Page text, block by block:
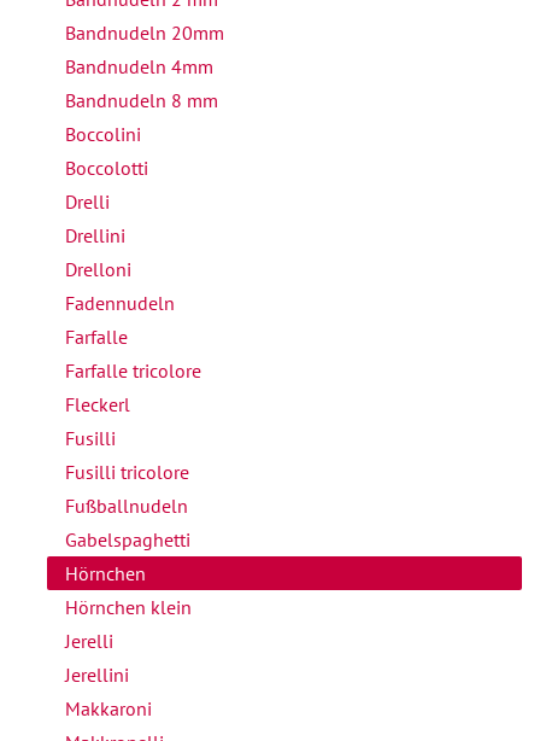
Bandnudeln 20mm
Bandnudeln 4mm
Bandnudeln 8 mm
Boccolini
Boccolotti
Drelli
Drellini
Drelloni
Fadennudeln
Farfalle
Farfalle tricolore
Fleckerl
Fusilli
Fusilli tricolore
Fußballnudeln
Gabelspaghetti
Hörnchen
Hörnchen klein
Jerelli
Jerellini
Makkaroni